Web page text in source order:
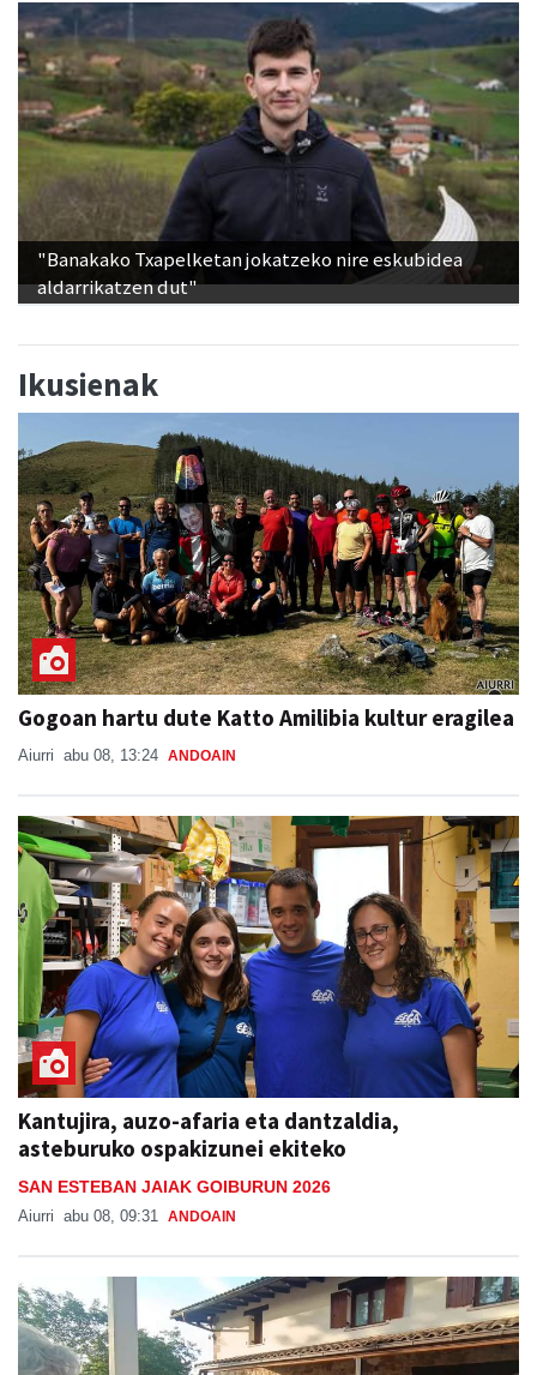
"Banakako Txapelketan jokatzeko nire eskubidea
aldarrikatzen dut"
Ikusienak
Gogoan hartu dute Katto Amilibia kultur eragilea
Aiurri abu 08, 13:24 ANDOAIN
Kantujira, auzo-afaria eta dantzaldia,
asteburuko ospakizunei ekiteko
SAN ESTEBAN JAIAK GOIBURUN 2026
Aiurri abu 08, 09:31 ANDOAIN